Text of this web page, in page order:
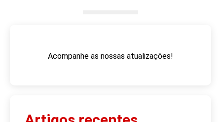
Acompanhe as nossas atualizações!